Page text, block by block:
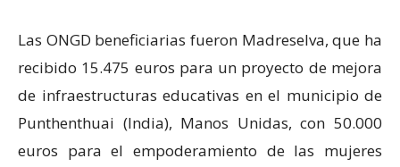
Las ONGD beneficiarias fueron Madreselva, que ha
recibido 15.475 euros para un proyecto de mejora
de infraestructuras educativas en el municipio de
Punthenthuai (India), Manos Unidas, con 50.000
euros para el empoderamiento de las mujeres